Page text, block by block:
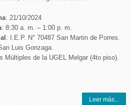
: 21/10/2024
: 8:30 a. m. – 1:00 p. m.
: I.E.P. N° 70487 San Martin de Porres.
Luis Gonzaga.
Múltiples de la UGEL Melgar (4to piso).
Leer más...